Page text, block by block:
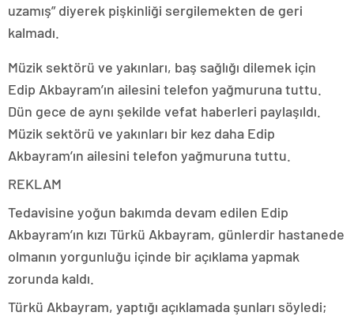
uzamış” diyerek pişkinliği sergilemekten de geri
kalmadı.
Müzik sektörü ve yakınları, baş sağlığı dilemek için
Edip Akbayram’ın ailesini telefon yağmuruna tuttu.
Dün gece de aynı şekilde vefat haberleri paylaşıldı.
Müzik sektörü ve yakınları bir kez daha Edip
Akbayram’ın ailesini telefon yağmuruna tuttu.
REKLAM
Tedavisine yoğun bakımda devam edilen Edip
Akbayram’ın kızı Türkü Akbayram, günlerdir hastanede
olmanın yorgunluğu içinde bir açıklama yapmak
zorunda kaldı.
Türkü Akbayram, yaptığı açıklamada şunları söyledi;